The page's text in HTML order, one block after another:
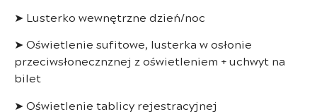
➤ Lusterko wewnętrzne dzień/noc
➤ Oświetlenie sufitowe, lusterka w osłonie
przeciwsłonecznznej z oświetleniem + uchwyt na
bilet
➤ Oświetlenie tablicy rejestracyjnej